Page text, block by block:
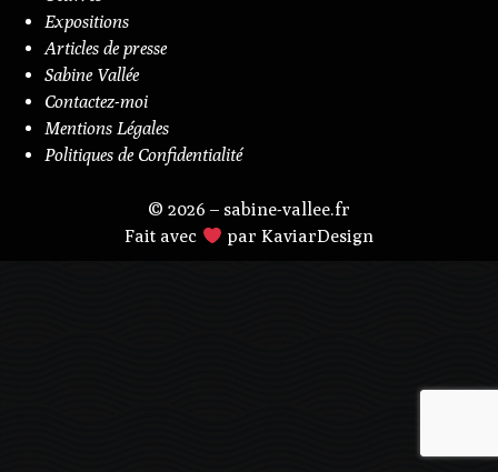
Expositions
Articles de presse
Sabine Vallée
Contactez-moi
Mentions Légales
Politiques de Confidentialité
© 2026 – sabine-vallee.fr
Fait avec
par KaviarDesign